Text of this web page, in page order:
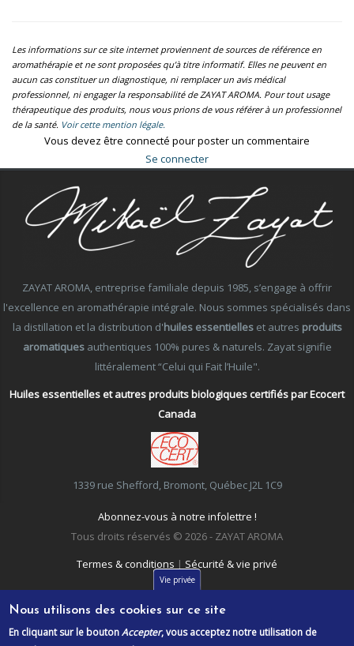
Les informations sur ce site internet proviennent de sources de référence en
aromathérapie et ne sont proposées qu’à titre informatif. Elles ne peuvent en
aucun cas constituer un diagnostique, ni remplacer un avis médical
professionnel, ni engager la responsabilité de ZAYAT AROMA. Pour tout usage
thérapeutique des produits, nous vous prions de vous référer à un professionnel
de la santé. Voir cette mention légale.
Vous devez être connecté pour poster un commentaire
Se connecter
ZAYAT AROMA, entreprise familiale depuis 1985, s’engage à offrir
l'excellence en aromathérapie intégrale. Nous sommes spécialisés dans
la distillation et la distribution d'huiles essentielleset autres produits
aromatiquesauthentiques 100% pures & naturels. Zayat signifie
littéralement “Celui qui Fait l’Huile".
Huiles essentielles et autres produits biologiques certifiés par Ecocert
Canada
1339 rue Shefford, Bromont, Québec J2L 1C9
Abonnez-vous à notre infolettre !
Tous droits réservés © 2026 - ZAYAT AROMA
Termes & conditions | Sécurité & vie privé
Vie privée
Nous utilisons des cookies sur ce site
En cliquant sur le boutonAccepter, vous acceptez notre utilisation de